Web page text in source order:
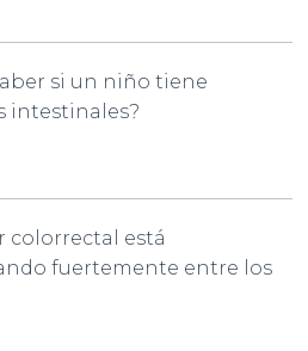
si un niño tiene
intestinales?
colorrectal está
fuertemente entre los